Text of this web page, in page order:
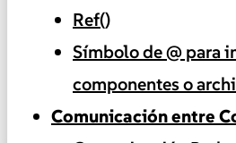
Ref()
Símbolo de @ para
componentes o
Comunicación entre